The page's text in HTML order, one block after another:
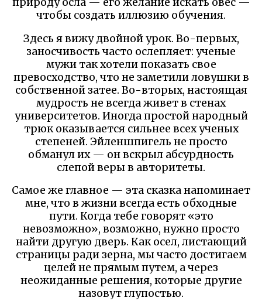
чтобы создать иллюзию обучения.
Здесь я вижу двойной урок. Во-первых,
заносчивость часто ослепляет: ученые
мужи так хотели показать свое
превосходство, что не заметили ловушки в
собственной затее. Во-вторых, настоящая
мудрость не всегда живет в стенах
университетов. Иногда простой народный
трюк оказывается сильнее всех ученых
степеней. Эйленшпигель не просто
обманул их — он вскрыл абсурдность
слепой веры в авторитеты.
Самое же главное — эта сказка напоминает
мне, что в жизни всегда есть обходные
пути. Когда тебе говорят «это
невозможно», возможно, нужно просто
найти другую дверь. Как осел, листающий
страницы ради зерна, мы часто достигаем
целей не прямым путем, а через
неожиданные решения, которые другие
назовут глупостью.